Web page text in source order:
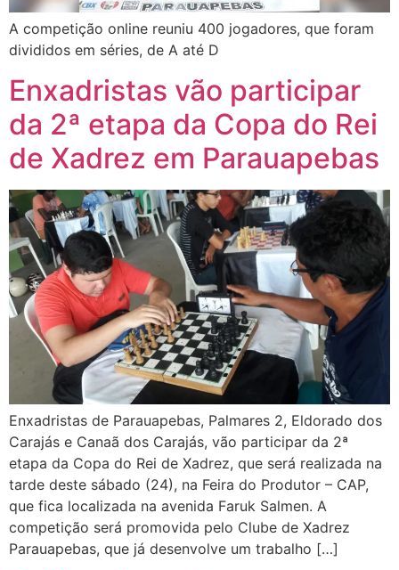
A competição online reuniu 400 jogadores, que foram
divididos em séries, de A até D
Enxadristas vão participar
da 2ª etapa da Copa do Rei
de Xadrez em Parauapebas
Enxadristas de Parauapebas, Palmares 2, Eldorado dos
Carajás e Canaã dos Carajás, vão participar da 2ª
etapa da Copa do Rei de Xadrez, que será realizada na
tarde deste sábado (24), na Feira do Produtor – CAP,
que fica localizada na avenida Faruk Salmen. A
competição será promovida pelo Clube de Xadrez
Parauapebas, que já desenvolve um trabalho […]